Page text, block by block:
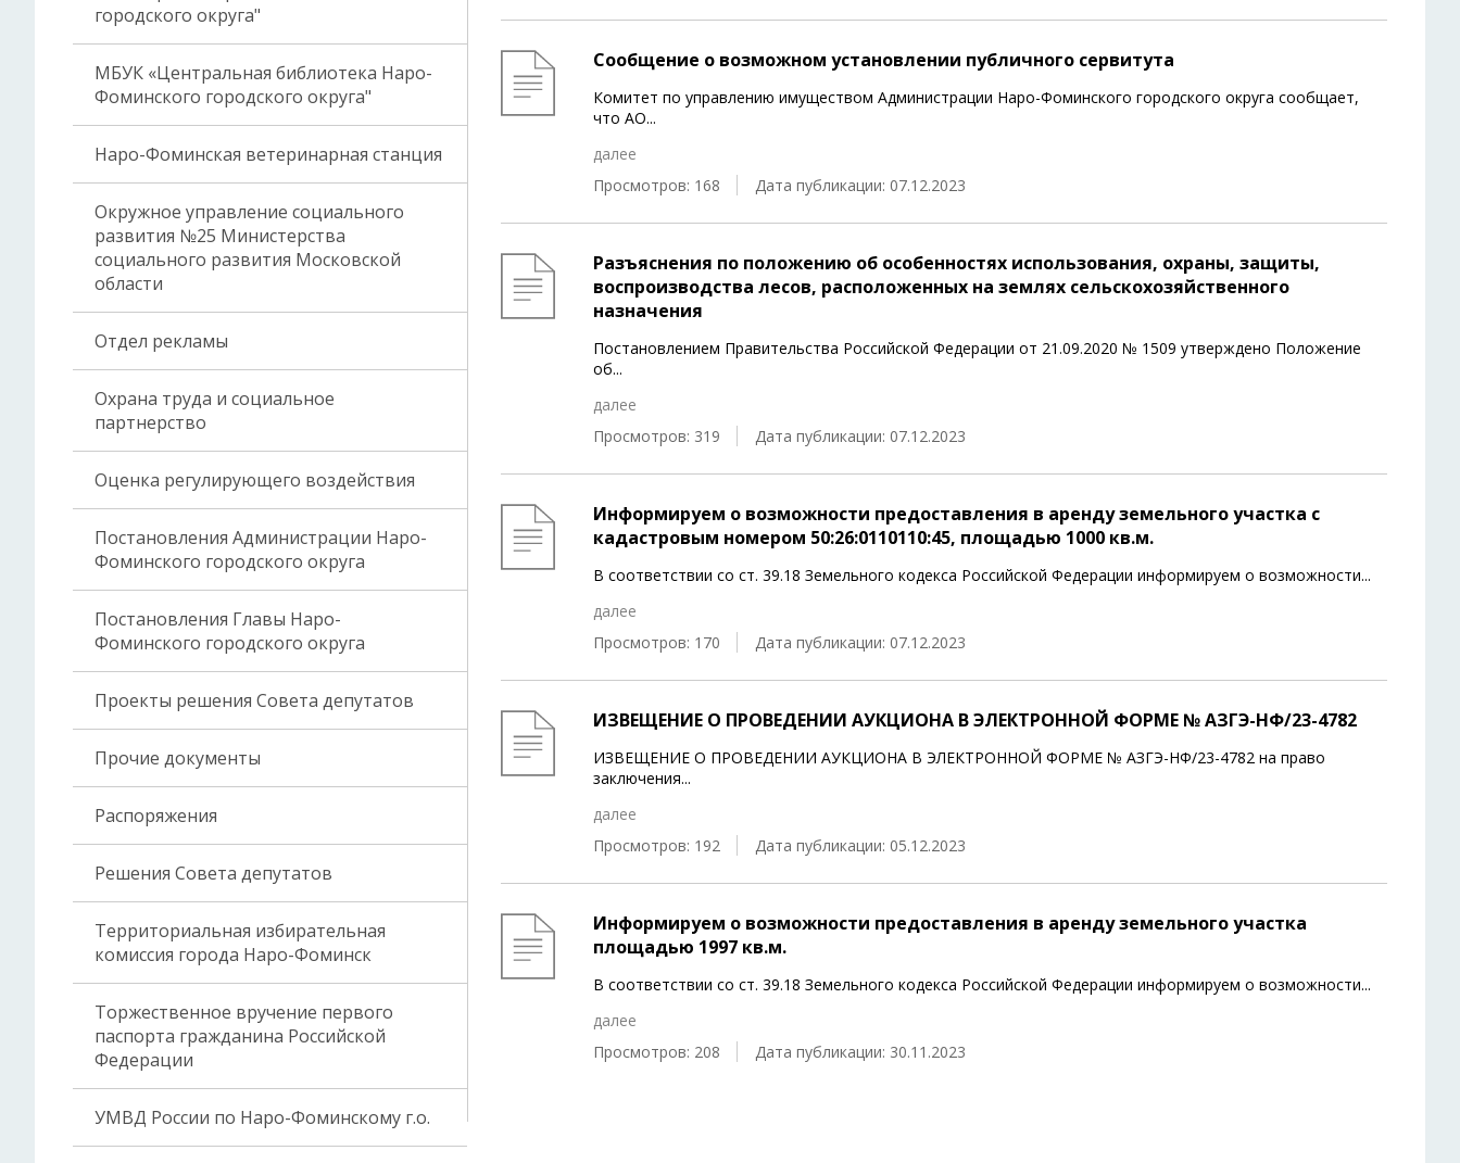
городского округа"
МБУК «Центральная библиотека Наро-
Фоминского городского округа"
Наро-Фоминская ветеринарная станция
Окружное управление социального
развития №25 Министерства
социального развития Московской
области
Отдел рекламы
Охрана труда и социальное
партнерство
Оценка регулирующего воздействия
Постановления Администрации Наро-
Фоминского городского округа
Постановления Главы Наро-
Фоминского городского округа
Проекты решения Совета депутатов
Прочие документы
Распоряжения
Решения Совета депутатов
Территориальная избирательная
комиссия города Наро-Фоминск
Торжественное вручение первого
паспорта гражданина Российской
Федерации
УМВД России по Наро-Фоминскому г.о.
Сообщение о возможном установлении публичного сервитута
Комитет по управлению имуществом Администрации Наро-Фоминского городского округа сообщает,
что АО...
далее
Просмотров: 168
Дата публикации: 07.12.2023
Разъяснения по положению об особенностях использования, охраны, защиты,
воспроизводства лесов, расположенных на землях сельскохозяйственного
назначения
Постановлением Правительства Российской Федерации от 21.09.2020 № 1509 утверждено Положение
об...
далее
Просмотров: 319
Дата публикации: 07.12.2023
Информируем о возможности предоставления в аренду земельного участка с
кадастровым номером 50:26:0110110:45, площадью 1000 кв.м.
В соответствии со ст. 39.18 Земельного кодекса Российской Федерации информируем о возможности...
далее
Просмотров: 170
Дата публикации: 07.12.2023
ИЗВЕЩЕНИЕ О ПРОВЕДЕНИИ АУКЦИОНА В ЭЛЕКТРОННОЙ ФОРМЕ № АЗГЭ-НФ/23-4782
ИЗВЕЩЕНИЕ О ПРОВЕДЕНИИ АУКЦИОНА В ЭЛЕКТРОННОЙ ФОРМЕ № АЗГЭ-НФ/23-4782 на право
заключения...
далее
Просмотров: 192
Дата публикации: 05.12.2023
Информируем о возможности предоставления в аренду земельного участка
площадью 1997 кв.м.
В соответствии со ст. 39.18 Земельного кодекса Российской Федерации информируем о возможности...
далее
Просмотров: 208
Дата публикации: 30.11.2023